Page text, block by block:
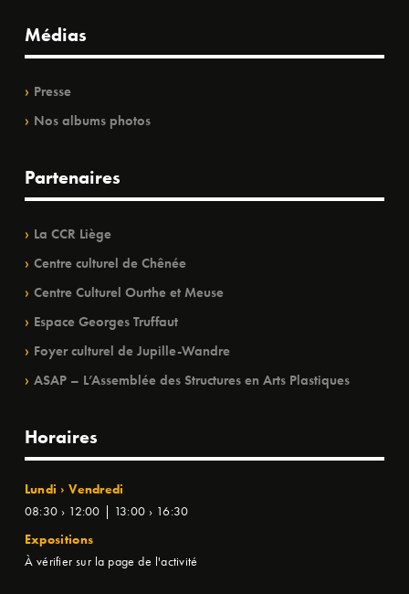
Médias
Presse
Nos albums photos
Partenaires
La CCR Liège
Centre culturel de Chênée
Centre Culturel Ourthe et Meuse
Espace Georges Truffaut
Foyer culturel de Jupille-Wandre
ASAP – L’Assemblée des Structures en Arts Plastiques
Horaires
Lundi › Vendredi
08:30 › 12:00 | 13:00 › 16:30
Expositions
À vérifier sur la page de l'activité